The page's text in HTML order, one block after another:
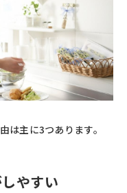
は主に3つあります。
やすい